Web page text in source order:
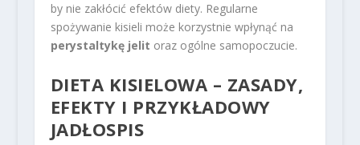
by nie zakłócić efektów diety. Regularne
spożywanie kisieli może korzystnie wpłynąć na
perystaltykę jelit oraz ogólne samopoczucie.
DIETA KISIELOWA – ZASADY,
EFEKTY I PRZYKŁADOWY
JADŁOSPIS